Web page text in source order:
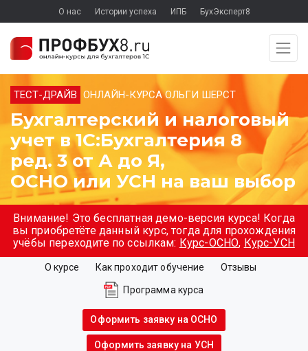
О нас Истории успеха ИПБ БухЭксперт8
ТЕСТ-ДРАЙВ ОНЛАЙН-КУРСА ОЛЬГИ ШЕРСТ
Бухгалтерский и налоговый
учет в 1С:Бухгалтерия 8
ред. 3 от А до Я,
ОСНО или УСН на ваш выбор
Внимание! Это бесплатная демо-версия курса! Когда
вы приобретёте данный курс, тогда для прохождения
учёбы переходите по ссылкам: Курс-ОСНО, Курс-УСН
О курсе Как проходит обучение Отзывы
Программа курса
Оформить заявку на ОСНО
Оформить заявку на УСН